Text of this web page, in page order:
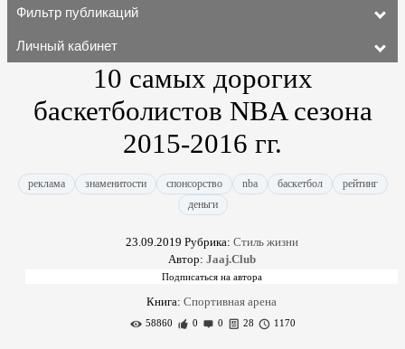
Фильтр публикаций
Личный кабинет
10 самых дорогих
баскетболистов NBA сезона
2015-2016 гг.
реклама знаменитости спонсорство nba баскетбол
рейтинг
деньги
23.09.2019 Рубрика: Стиль жизни
Автор: Jaaj.Club
Книга: Спортивная арена
58860 0 0 28 1170